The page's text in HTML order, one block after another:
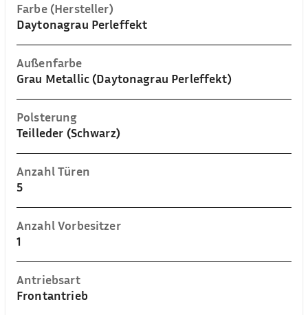
Farbe (Hersteller)
Daytonagrau Perleffekt
Außenfarbe
Grau Metallic (Daytonagrau Perleffekt)
Polsterung
Teilleder (Schwarz)
Anzahl Türen
5
Anzahl Vorbesitzer
1
Antriebsart
Frontantrieb